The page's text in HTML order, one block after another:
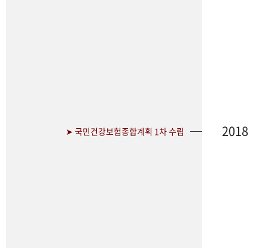
➤ 국민건강보험종합계획 1차 수립 2018